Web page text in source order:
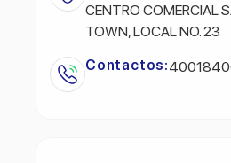
CENTRO COMERCIAL
TOWN, LOCAL NO. 23
Contactos: